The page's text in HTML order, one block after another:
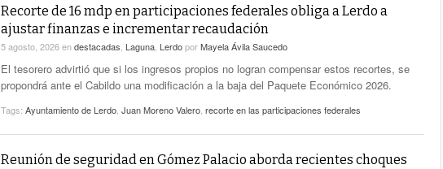
Recorte de 16 mdp en participaciones federales obliga a Lerdo a
ajustar finanzas e incrementar recaudación
5 agosto, 2026endestacadas Laguna LerdoporMayela Ávila Saucedo
El tesorero advirtió que si los ingresos propios no logran compensar estos recortes, se
propondrá ante el Cabildo una modificación a la baja del Paquete Económico 2026.
Tags: Ayuntamiento de Lerdo Juan Moreno Valero recorte en las participaciones federales
Reunión de seguridad en Gómez Palacio aborda recientes choques